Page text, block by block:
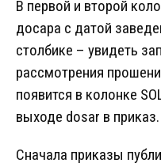
В первой и второй
досара с датой
столбике – увидеть
рассмотрения
появится в колонке
выходе dosar в приказ.
Сначала приказы